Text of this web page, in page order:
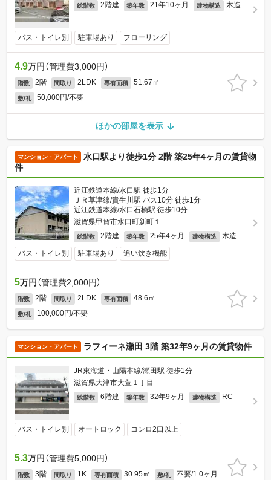
総階数 2階建 築年数 21年10ヶ月 建物構造 木造
バス・トイレ別 駐車場あり フローリング
4.9万円 （管理費3,000円）
階数 2階 間取り 2LDK 専有面積 51.67㎡
敷/礼 50,000円/不要
ほかの部屋を表示
マンション・アパート
水口駅より徒歩1分 2階 築25年4ヶ月の賃貸物
件
近江鉄道本線/水口駅 徒歩1分
ＪＲ草津線/貴生川駅 バス10分 徒歩1分
近江鉄道本線/水口石橋駅 徒歩10分
滋賀県甲賀市水口町新町１
総階数 2階建 築年数 25年4ヶ月 建物構造 木造
バス・トイレ別 駐車場あり 追い炊き機能
5万円 （管理費2,000円）
階数 2階 間取り 2LDK 専有面積 48.6㎡
敷/礼 100,000円/不要
マンション・アパート ラフィーネ瀬田 3階 築32年9ヶ月の賃貸物件
JR東海道・山陽本線/瀬田駅 徒歩1分
滋賀県大津市大萱１丁目
総階数 6階建 築年数 32年9ヶ月 建物構造 RC
バス・トイレ別 オートロック コンロ2口以上
5.3万円 （管理費5,000円）
階数 3階 間取り 1K 専有面積 30.95㎡ 敷/礼 不要/1.0ヶ月